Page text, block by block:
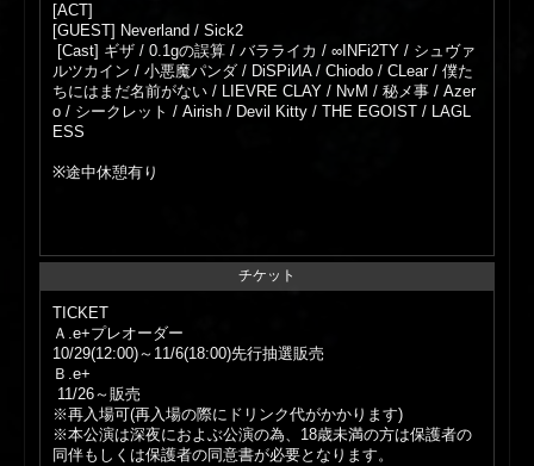
[ACT]
[GUEST] Neverland / Sick2
[Cast] ギザ / 0.1gの誤算 / バラライカ / ∞INFi2TY / シュヴァ
ルツカイン / 小悪魔パンダ / DiSPiИA / Chiodo / CLear / 僕た
ちにはまだ名前がない / LIEVRE CLAY / NvM / 秘メ事 / Azer
o / シークレット / Airish / Devil Kitty / THE EGOIST / LAGL
ESS
※途中休憩有り
チケット
TICKET
Ａ.e+プレオーダー
10/29(12:00)～11/6(18:00)先行抽選販売
Ｂ.e+
11/26～販売
※再入場可(再入場の際にドリンク代がかかります)
※本公演は深夜におよぶ公演の為、18歳未満の方は保護者の
同伴もしくは保護者の同意書が必要となります。